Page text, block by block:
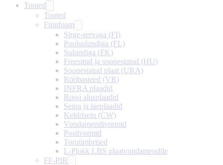
Tooted
Tooted
Finnfoam
Sirge-servaga (FI)
Poolsulundiga (FL)
Sulundiga (FK)
Freesitud ja soonestatud (HU)
Soonestatud plaat (URA)
Rööbasteed (VR)
INFRA plaadid
Rossi alusplaadid
Seina ja laeplaadid
Keldrisein (CW)
Vundamendivormid
Postivormid
Toruümbrised
L-Plokk LBS plaatvundamendile
FF-PIR